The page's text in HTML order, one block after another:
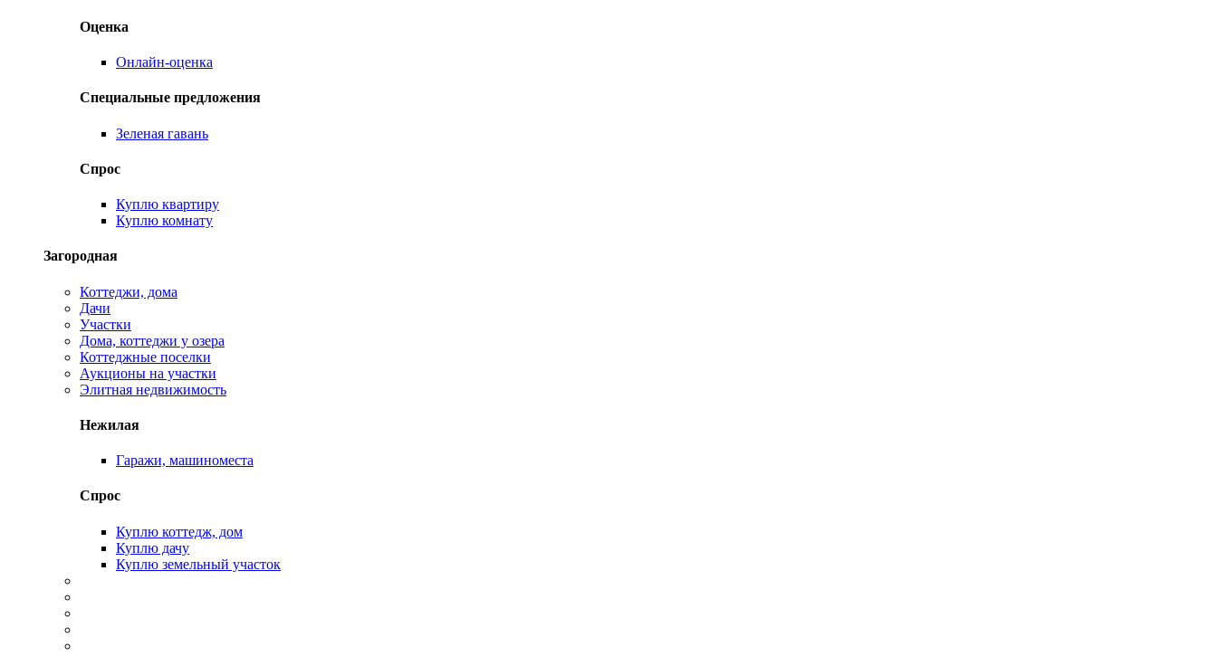
Оценка
Онлайн-оценка
Специальные предложения
Зеленая гавань
Спрос
Куплю квартиру
Куплю комнату
Загородная
Коттеджи, дома
Дачи
Участки
Дома, коттеджи у озера
Коттеджные поселки
Аукционы на участки
Элитная недвижимость
Нежилая
Гаражи, машиноместа
Спрос
Куплю коттедж, дом
Куплю дачу
Куплю земельный участок